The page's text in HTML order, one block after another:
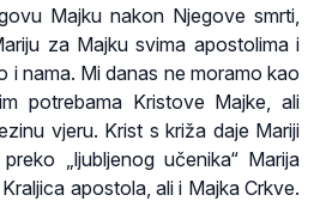
Majku nakon Njegove smrti,
za Majku svima apostolima i
i nama. Mi danas ne moramo kao
potrebama Kristove Majke, ali
vjeru. Krist s križa daje Mariji
„ljubljenog učenika“ Marija
apostola, ali i Majka Crkve.